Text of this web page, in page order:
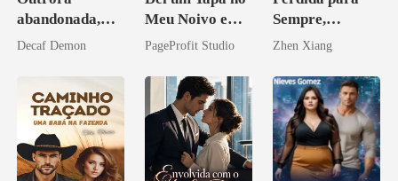
abandonada,
agora intocável
Decaf Demon
Meu Noivo e
Casei com o
Inimigo Dele
PageProfit Studio
Sempre,
Enlouquecido
Arrependiment
o
Zhen Xiang